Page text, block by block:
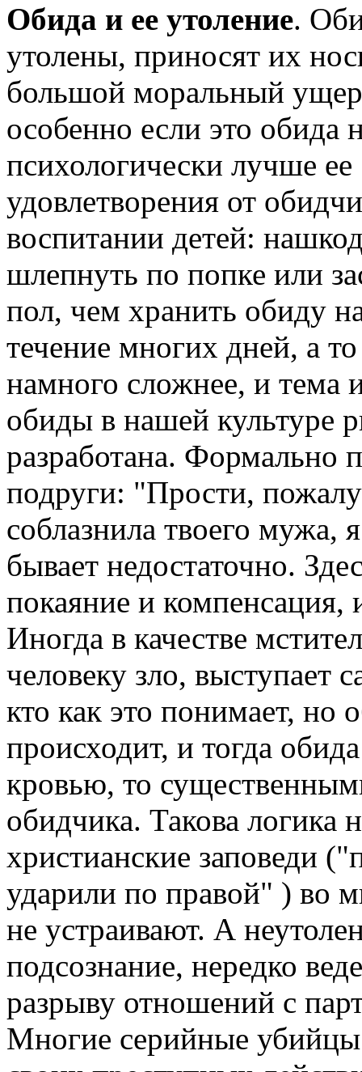
Обида и ее утоление.
утолены, приносят их
большой моральный
особенно если это обида
психологически лучше
удовлетворения от
воспитании детей:
шлепнуть по попке или
пол, чем хранить обиду
течение многих дней, а
намного сложнее, и тема
обиды в нашей культуре
разработана. Формально
подруги: "Прости,
соблазнила твоего мужа,
бывает недостаточно.
покаяние и компенсация,
Иногда в качестве
человеку зло,
кто как это понимает, но
происходит, и тогда
кровью, то
обидчика. Такова логика
христианские заповеди
ударили по правой" ) во
не устраивают. А
подсознание, нередко
разрыву отношений с
Многие серийные убийцы